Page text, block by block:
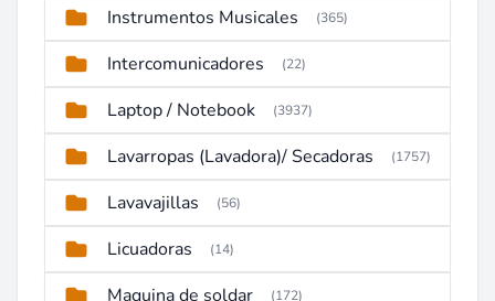
Instrumentos Musicales (365)
Intercomunicadores (22)
Laptop / Notebook (3937)
Lavarropas (Lavadora)/ Secadoras (1757)
Lavavajillas (56)
Licuadoras (14)
Maquina de soldar (172)